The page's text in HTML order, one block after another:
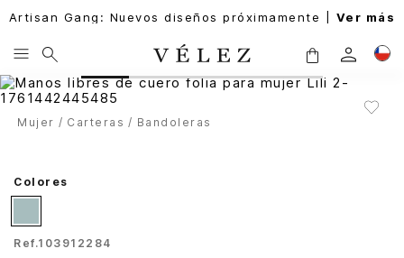
Artisan Gang: Nuevos diseños próximamente | Ver más
Mujer Carteras Bandoleras
Colores
Ref.103912284